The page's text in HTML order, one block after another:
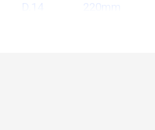
220mm